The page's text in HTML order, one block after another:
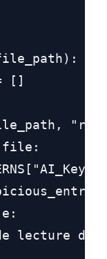
[]
"r")
lecture du